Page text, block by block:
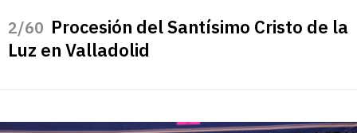
/60 Procesión del Santísimo Cristo de la
Luz en Valladolid